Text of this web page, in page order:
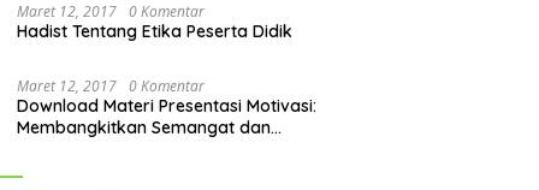
Maret 12, 2017 0 Komentar
Hadist Tentang Etika Peserta Didik
Maret 12, 2017 0 Komentar
Download Materi Presentasi Motivasi:
Membangkitkan Semangat dan